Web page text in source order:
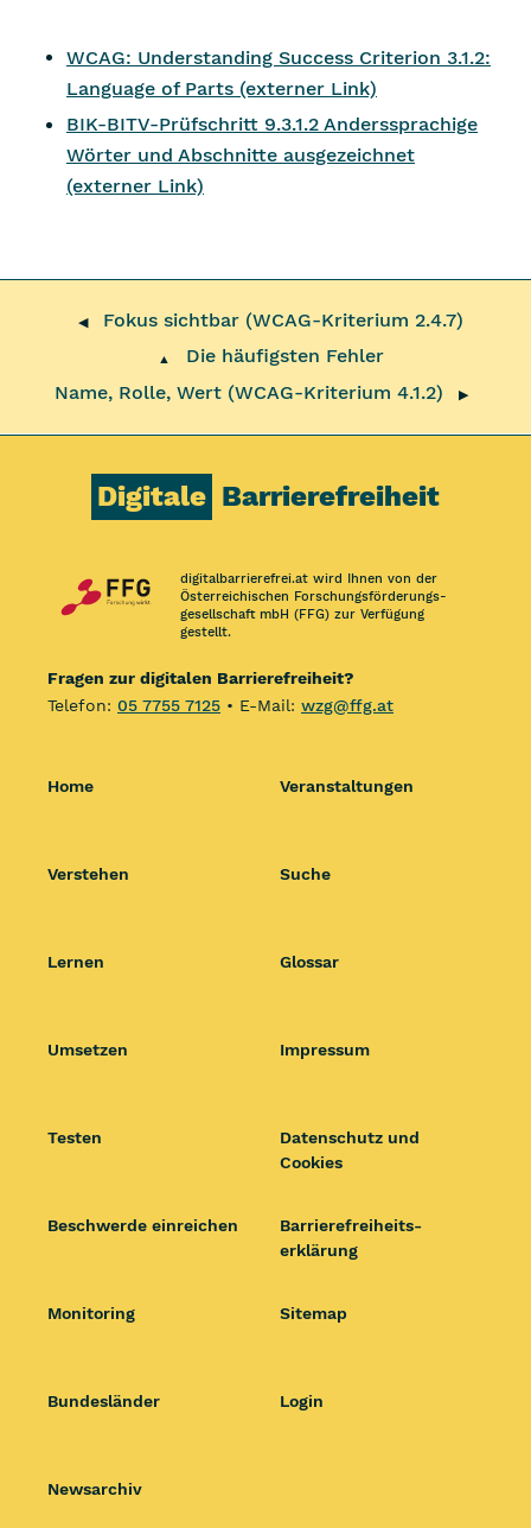
WCAG: Understanding Success Criterion 3.1.2:
Language of Parts (externer Link)
BIK-BITV-Prüfschritt 9.3.1.2 Anderssprachige
Wörter und Abschnitte ausgezeichnet
(externer Link)
◀ Fokus sichtbar (WCAG-Kriterium 2.4.7)
▲
Die häufigsten Fehler
Name, Rolle, Wert (WCAG-Kriterium 4.1.2)
▶
Digitale Barrierefreiheit
digitalbarrierefrei.at wird Ihnen von der
Österreichischen Forschungs­förderungs­
gesellschaft mbH (FFG) zur Verfügung
gestellt.
Fragen zur digitalen Barrierefreiheit?
Telefon: 05 7755 7125 • E-Mail: wzg@ffg.at
Home
Verstehen
Lernen
Umsetzen
Testen
Beschwerde einreichen
Monitoring
Bundesländer
Newsarchiv
Veranstaltungen
Suche
Glossar
Impressum
Datenschutz und
Cookies
Barrierefrei­heits­
erklärung
Sitemap
Login